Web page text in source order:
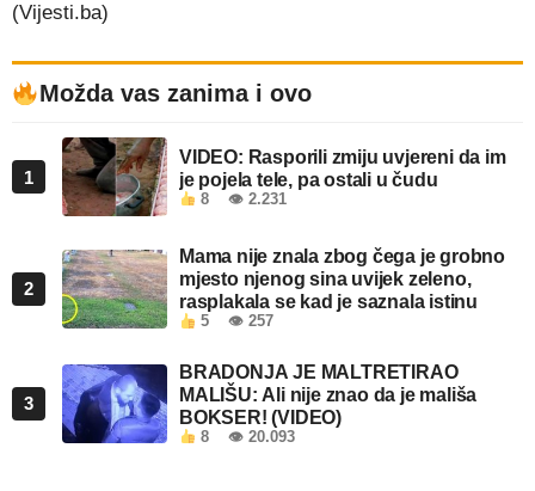
(Vijesti.ba)
Možda vas zanima i ovo
1
VIDEO: Rasporili zmiju uvjereni da im
je pojela tele, pa ostali u čudu
8 👁 2.231
2
Mama nije znala zbog čega je grobno
mjesto njenog sina uvijek zeleno,
rasplakala se kad je saznala istinu
5 👁 257
3
BRADONJA JE MALTRETIRAO
MALIŠU: Ali nije znao da je mališa
BOKSER! (VIDEO)
8 👁 20.093